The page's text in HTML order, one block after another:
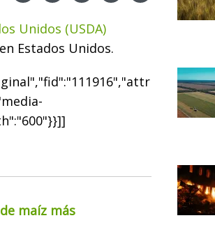
Unidos (USDA)
Estados Unidos.
maíz más